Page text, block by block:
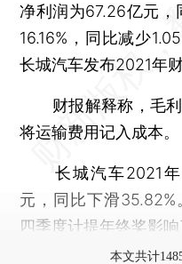
净利润为67.26亿元，
16.16%，同比减少
长城汽车发布2021年
财报解释称，毛利
将运输费用记入成本。
长城汽车2021年
元，同比下滑35.82%
四季度计提年终奖影响
本文共计